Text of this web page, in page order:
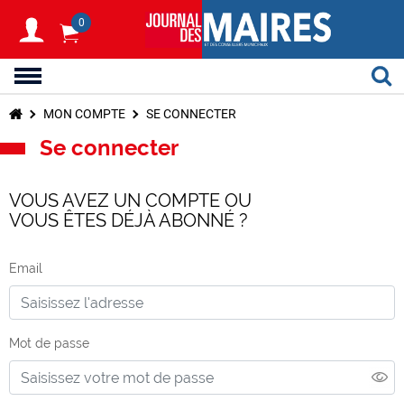
0
MON COMPTE SE CONNECTER
Se connecter
VOUS AVEZ UN COMPTE OU
VOUS ÊTES DÉJÀ ABONNÉ ?
Email
Mot de passe